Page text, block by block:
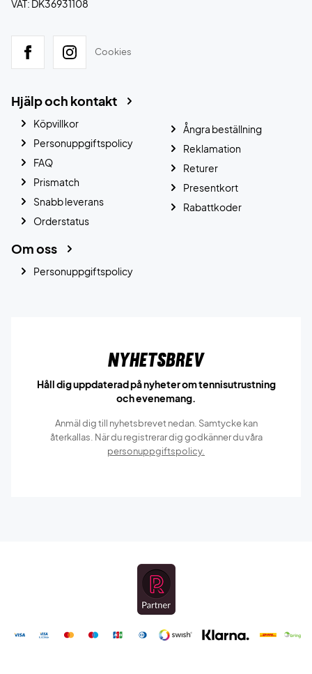
VAT: DK36931108
Cookies
Hjälp och kontakt
Köpvillkor
Personuppgiftspolicy
FAQ
Prismatch
Snabb leverans
Orderstatus
Ångra beställning
Reklamation
Returer
Presentkort
Rabattkoder
Om oss
Personuppgiftspolicy
Nyhetsbrev
Håll dig uppdaterad på nyheter om tennisutrustning
och evenemang.
Anmäl dig till nyhetsbrevet nedan. Samtycke kan
återkallas. När du registrerar dig godkänner du våra
personuppgiftspolicy.